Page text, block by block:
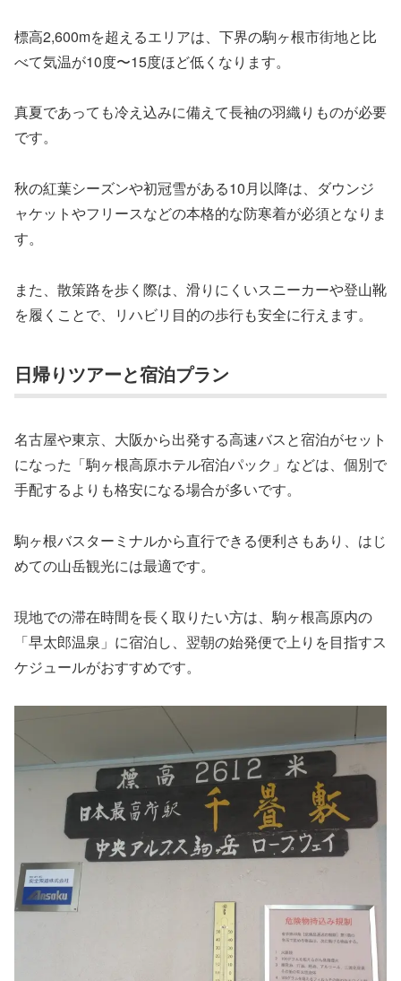
標高2,600mを超えるエリアは、下界の駒ヶ根市街地と比
べて気温が10度〜15度ほど低くなります。
真夏であっても冷え込みに備えて長袖の羽織りものが必要
です。
秋の紅葉シーズンや初冠雪がある10月以降は、ダウンジ
ャケットやフリースなどの本格的な防寒着が必須となりま
す。
また、散策路を歩く際は、滑りにくいスニーカーや登山靴
を履くことで、リハビリ目的の歩行も安全に行えます。
日帰りツアーと宿泊プラン
名古屋や東京、大阪から出発する高速バスと宿泊がセット
になった「駒ヶ根高原ホテル宿泊パック」などは、個別で
手配するよりも格安になる場合が多いです。
駒ヶ根バスターミナルから直行できる便利さもあり、はじ
めての山岳観光には最適です。
現地での滞在時間を長く取りたい方は、駒ヶ根高原内の
「早太郎温泉」に宿泊し、翌朝の始発便で上りを目指すス
ケジュールがおすすめです。